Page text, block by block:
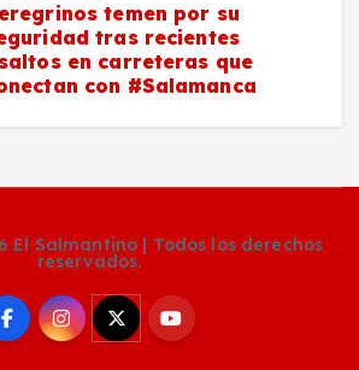
temen por su
tras recientes
en carreteras que
con #Salamanca
El Salmantino | Todos los derechos
reservados.